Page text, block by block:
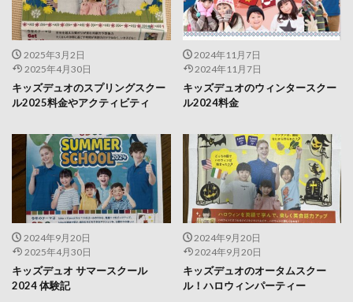
2025年3月2日
2025年4月30日
キッズデュオのスプリングスクー
ル2025料金やアクティビティ
2024年11月7日
2024年11月7日
キッズデュオのウィンタースクー
ル2024料金
2024年9月20日
2025年4月30日
キッズデュオ サマースクール
2024 体験記
2024年9月20日
2024年9月20日
キッズデュオのオータムスクー
ル！ハロウィンパーティー